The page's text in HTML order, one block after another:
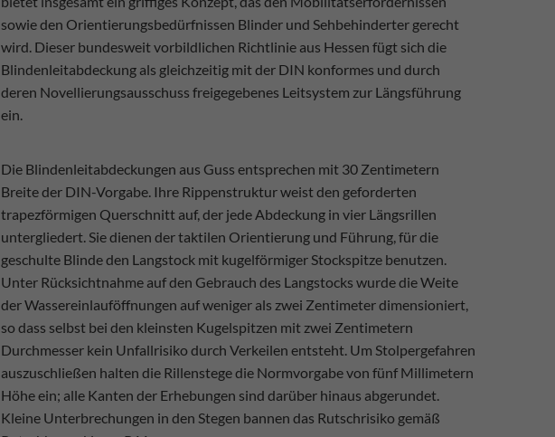
sowie den Orientierungsbedürfnissen Blinder und Sehbehinderter gerecht
wird. Dieser bundesweit vorbildlichen Richtlinie aus Hessen fügt sich die
Blindenleitabdeckung als gleichzeitig mit der DIN konformes und durch
deren Novellierungsausschuss freigegebenes Leitsystem zur Längsführung
ein.
Die Blindenleitabdeckungen aus Guss entsprechen mit 30 Zentimetern
Breite der DIN-Vorgabe. Ihre Rippenstruktur weist den geforderten
trapezförmigen Querschnitt auf, der jede Abdeckung in vier Längsrillen
untergliedert. Sie dienen der taktilen Orientierung und Führung, für die
geschulte Blinde den Langstock mit kugelförmiger Stockspitze benutzen.
Unter Rücksichtnahme auf den Gebrauch des Langstocks wurde die Weite
der Wassereinlauföffnungen auf weniger als zwei Zentimeter dimensioniert,
so dass selbst bei den kleinsten Kugelspitzen mit zwei Zentimetern
Durchmesser kein Unfallrisiko durch Verkeilen entsteht. Um Stolpergefahren
auszuschließen halten die Rillenstege die Normvorgabe von fünf Millimetern
Höhe ein; alle Kanten der Erhebungen sind darüber hinaus abgerundet.
Kleine Unterbrechungen in den Stegen bannen das Rutschrisiko gemäß